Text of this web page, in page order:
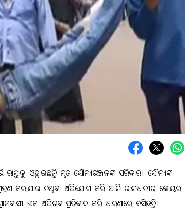
ଓହ୍ଲାଇଛନ୍ତି ମୃତ ସୌମ୍ୟରଞ୍ଜନଙ୍କ ପରିବାର। ସୌମ୍ୟଙ୍କ
ଗ୍ରହଣ କରାଯାଇ ନଥିବା ଅଭିଯୋଗ କରି ଆଜି ରାଜଧାନୀର ଲୋୟର
ଏକ ଅଭିନବ ପ୍ରତିବାଦ କରି ଧାରଣାରେ ବସିଛନ୍ତି।